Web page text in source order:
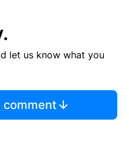
let us know what you
comment